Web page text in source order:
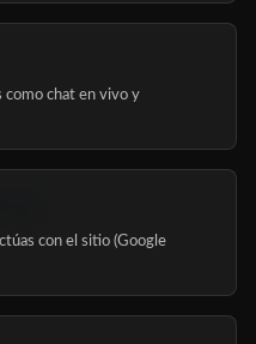
como chat en vivo y
con el sitio (Google